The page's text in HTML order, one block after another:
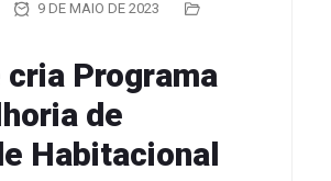
9 DE MAIO DE 2023
cria Programa
de
Habitacional